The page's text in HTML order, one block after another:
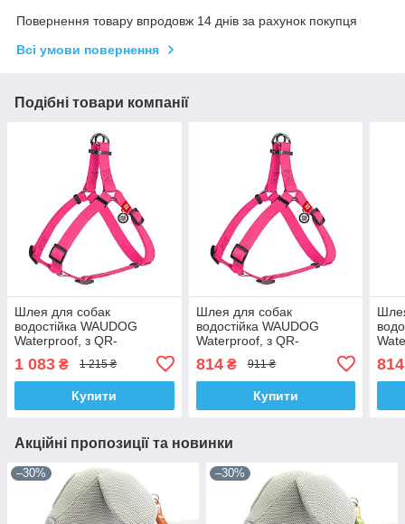
Повернення товару впродовж 14 днів за рахунок покупця
Всі умови повернення
Подібні товари компанії
Шлея для собак
водостійка WAUDOG
Waterproof, з QR-
пряжкою-фастексом, L, Ш
25 мм, Дл 60-
1 083 ₴ 1 215 ₴
Купити
Шлея для собак
водостійка WAUDOG
Waterproof, з QR-
пряжкою-фастексом, S, Ш
15 мм, Дл 40-
814₴ 911 ₴
Купити
15
814
Акційні пропозиції та новинки
–30% –30%